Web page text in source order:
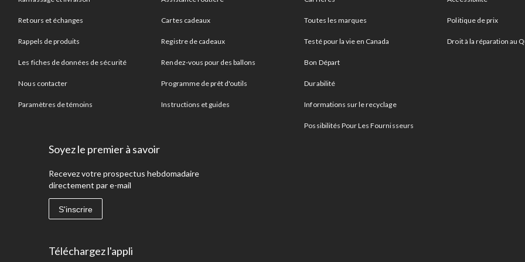
Retours et échanges
Rappels de produits
Les fiches de données de sécurité
Nous contacter
Paramètres de témoins
Cartes cadeaux
Registre de cadeaux
Rendez-vous pour des ballons
Programme de prêt d'outils
Instructions et guides
Toutes les marques
Testé pour la vie en Canada
Bon Départ
Durabilité
Informations sur le recyclage
Possibilités Pour Les Fournisseurs
Politique de prix
Droit à la réparation au
Soyez le premier à savoir
Recevez votre prospectus hebdomadaire
directement par e-mail
S'inscrire
Téléchargez l'appli